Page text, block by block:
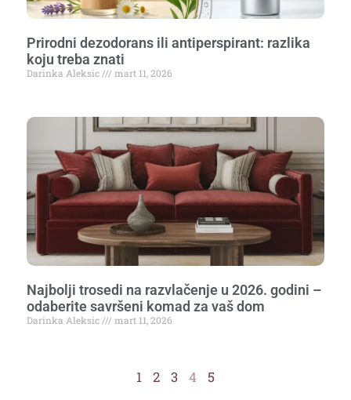
Prirodni dezodorans ili antiperspirant: razlika
koju treba znati
Darinka Aleksic mart 11, 2026
Najbolji trosedi na razvlačenje u 2026. godini –
odaberite savršeni komad za vaš dom
Darinka Aleksic mart 11, 2026
1 2 3 4 5